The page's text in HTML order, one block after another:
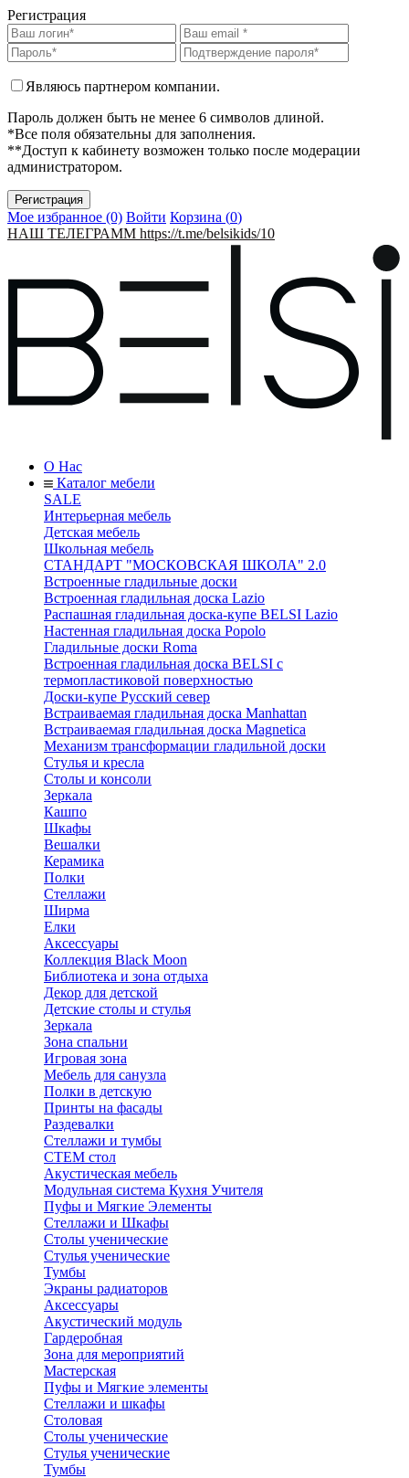
Регистрация
Являюсь партнером компании.
Пароль должен быть не менее 6 символов длиной.
*Все поля обязательны для заполнения.
**Доступ к кабинету возможен только после модерации
администратором.
Мое избранное (0) Войти Корзина (0)
НАШ ТЕЛЕГРАММ https://t.me/belsikids/10
О Нас
Каталог мебели
SALE
Интерьерная мебель
Детская мебель
Школьная мебель
СТАНДАРТ "МОСКОВСКАЯ ШКОЛА" 2.0
Встроенные гладильные доски
Встроенная гладильная доска Lazio
Распашная гладильная доска-купе BELSI Lazio
Настенная гладильная доска Popolo
Гладильные доски Roma
Встроенная гладильная доска BELSI с
термопластиковой поверхностью
Доски-купе Русский север
Встраиваемая гладильная доска Manhattan
Встраиваемая гладильная доска Magnetica
Механизм трансформации гладильной доски
Стyлья и кресла
Столы и консоли
Зеркала
Кашпо
Шкафы
Вешалки
Керамика
Полки
Стеллажи
Ширма
Елки
Аксессуары
Коллекция Black Moon
Библиотека и зона отдыха
Декор для детской
Детские столы и стулья
Зеркала
Зона спальни
Игровая зона
Мебель для санузла
Полки в детскую
Принты на фасады
Раздевалки
Стеллажи и тумбы
СТЕМ стол
Акустическая мебель
Модульная система Кухня Учителя
Пуфы и Мягкие Элементы
Стеллажи и Шкафы
Столы ученические
Стулья ученические
Тумбы
Экраны радиаторов
Аксессуары
Акустический модуль
Гардеробная
Зона для мероприятий
Мастерская
Пуфы и Мягкие элементы
Стеллажи и шкафы
Столовая
Столы ученические
Стулья ученические
Тумбы